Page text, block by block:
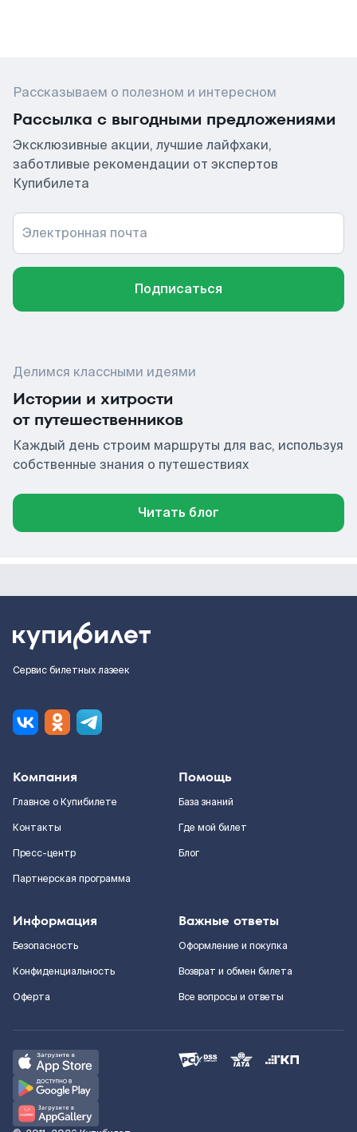
Рассказываем о полезном и интересном
Рассылка с выгодными предложениями
Эксклюзивные акции, лучшие лайфхаки,
заботливые рекомендации от экспертов
Купибилета
Электронная почта
Подписаться
Делимся классными идеями
Истории и хитрости
от путешественников
Каждый день строим маршруты для вас, используя
собственные знания о путешествиях
Читать блог
Сервис билетных лазеек
Компания
Главное о Купибилете
Контакты
Пресс-центр
Партнерская программа
Помощь
База знаний
Где мой билет
Блог
Информация
Безопасность
Конфиденциальность
Оферта
Важные ответы
Оформление и покупка
Возврат и обмен билета
Все вопросы и ответы